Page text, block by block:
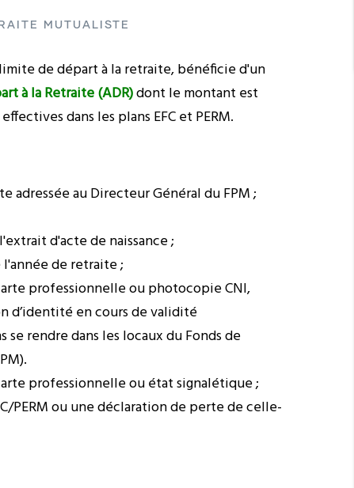
MUTUALISTE
de départ à la retraite, bénéficie d'un
à la Retraite (ADR)dont le montant est
dans les plans EFC et PERM.
adressée au Directeur Général du FPM ;
d'acte de naissance ;
de retraite ;
professionnelle ou photocopie CNI,
d’identité en cours de validité
rendre dans les locaux du Fonds de
professionnelle ou état signalétique ;
PERM ou une déclaration de perte de celle-